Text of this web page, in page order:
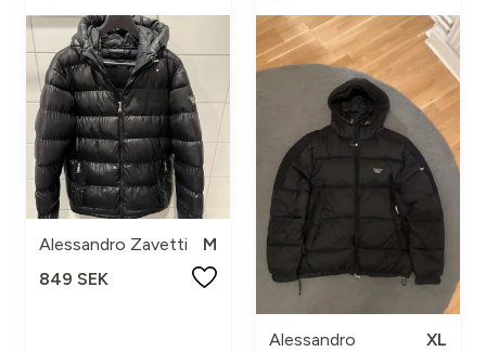
Alessandro Zavetti
M
849 SEK
Alessandro
XL